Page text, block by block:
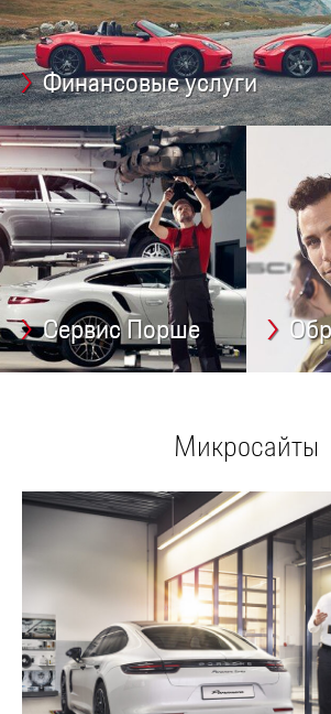
Финансовые услуги
Сервис Порше
Микросайты